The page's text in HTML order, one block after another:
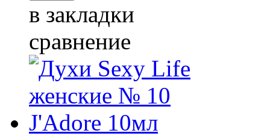
в закладки
сравнение